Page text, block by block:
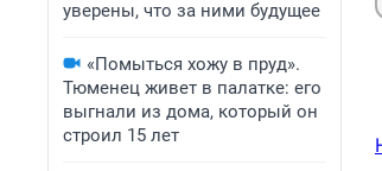
уверены, что за ними будущее
«Помыться хожу в пруд».
Тюменец живет в палатке: его
выгнали из дома, который он
строил 15 лет